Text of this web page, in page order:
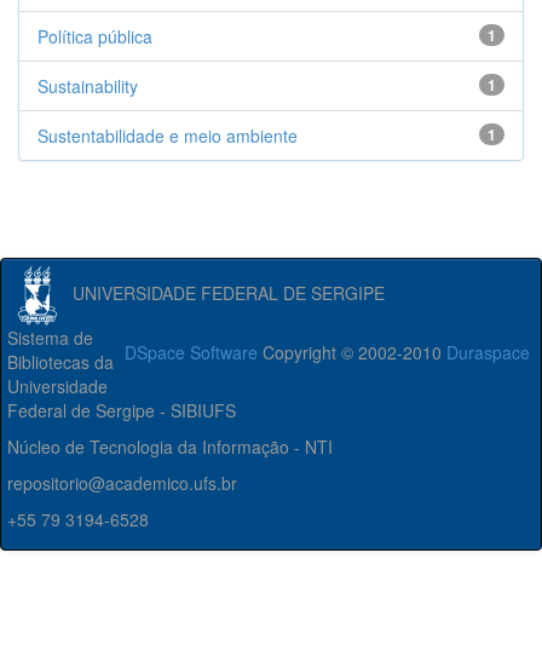
1
Política pública
1
Sustainability
1
Sustentabilidade e meio ambiente
UNIVERSIDADE FEDERAL DE SERGIPE
DSpace Software Copyright © 2002-2010 Duraspace
Sistema de
Bibliotecas da
Universidade
Federal de Sergipe - SIBIUFS
Núcleo de Tecnologia da Informação - NTI
repositorio@academico.ufs.br
+55 79 3194-6528